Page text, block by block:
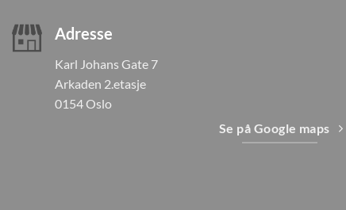
Adresse
Karl Johans Gate 7
Arkaden 2.etasje
0154 Oslo
Se på Google maps